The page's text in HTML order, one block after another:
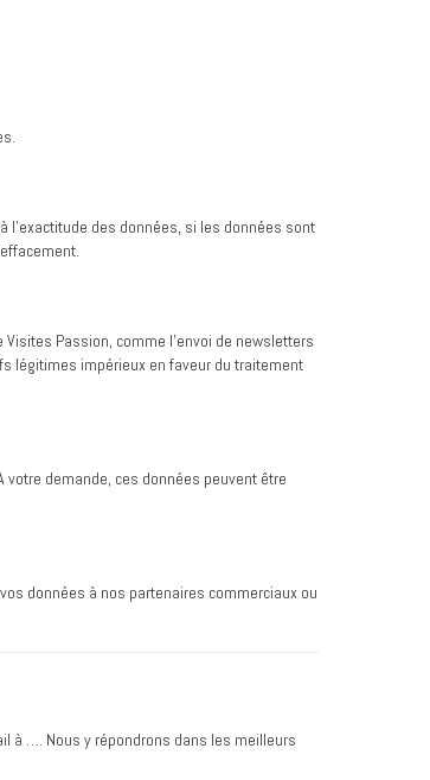
des données, si les données sont
Passion, comme l’envoi de newsletters
légitimes impérieux en faveur du traitement
demande, ces données peuvent être
données à nos partenaires commerciaux ou
à …. Nous y répondrons dans les meilleurs